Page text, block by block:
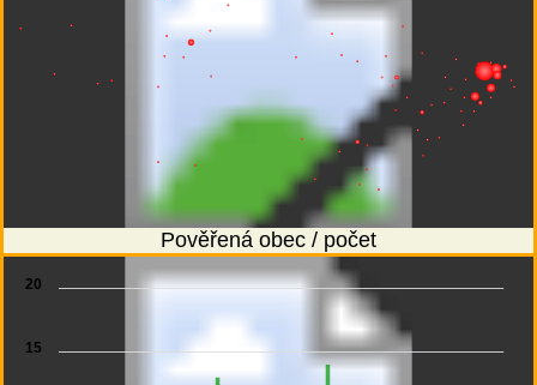
Pověřená obec / počet
15
20